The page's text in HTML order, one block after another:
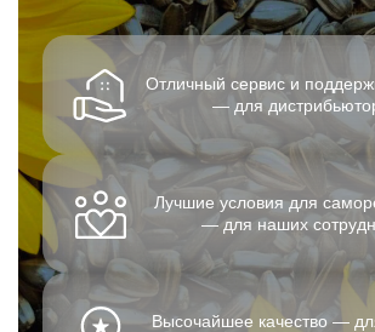
Отличный сервис и
— для
Лучшие условия для
— для наших
Высочайшее качество —